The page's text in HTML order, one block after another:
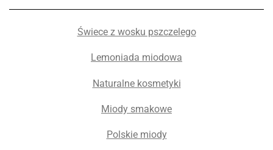
Świece z wosku pszczelego
Lemoniada miodowa
Naturalne kosmetyki
Miody smakowe
Polskie miody